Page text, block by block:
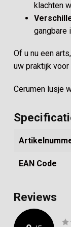
klachten
gangbare
Of u nu een
uw praktijk
Cerumen lusje
EAN Code
Reviews